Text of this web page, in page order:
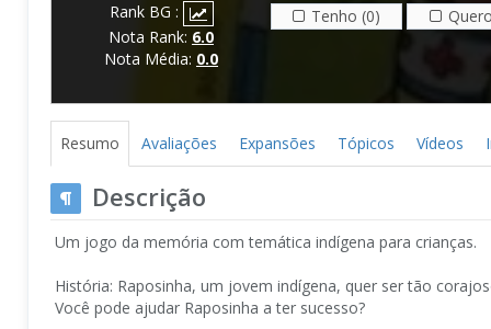
Rank BG :
Nota Rank: 6.0
Nota Média: 0.0
Tenho (0)
Resumo Avaliações Expansões Tópicos Vídeos
Descrição
Um jogo da memória com temática indígena para crianças.
História: Raposinha, um jovem indígena, quer ser tão
Você pode ajudar Raposinha a ter sucesso?